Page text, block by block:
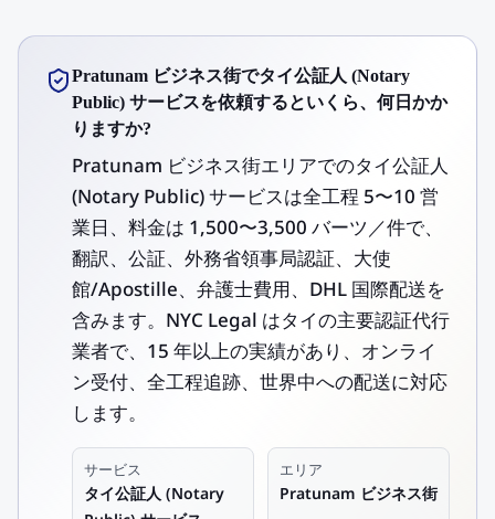
Pratunam ビジネス街でタイ公証人 (Notary
Public) サービスを依頼するといくら、何日かか
りますか?
Pratunam ビジネス街エリアでのタイ公証人
(Notary Public) サービスは全工程 5〜10 営
業日、料金は 1,500〜3,500 バーツ／件で、
翻訳、公証、外務省領事局認証、大使
館/Apostille、弁護士費用、DHL 国際配送を
含みます。NYC Legal はタイの主要認証代行
業者で、15 年以上の実績があり、オンライ
ン受付、全工程追跡、世界中への配送に対応
します。
サービス
タイ公証人 (Notary
エリア
Pratunam ビジネス街